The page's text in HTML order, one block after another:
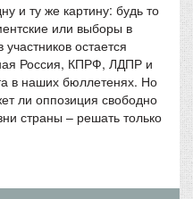
и ту же картину: будь то
или выборы в
остается
Россия, КПРФ, ЛДПР и
в наших бюллетенях. Но
ли оппозиция свободно
страны – решать только